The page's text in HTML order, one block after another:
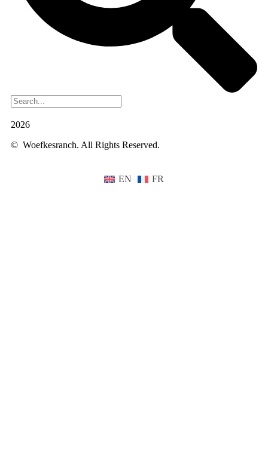
2026
© Woefkesranch. All Rights Reserved.
EN FR